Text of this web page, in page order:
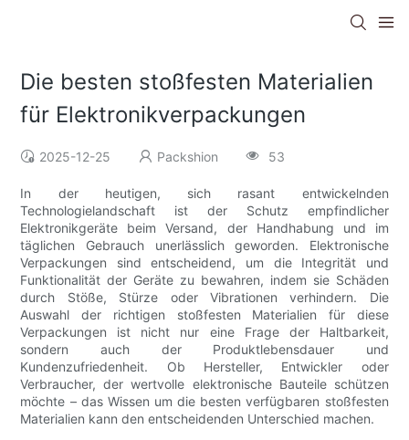
Die besten stoßfesten Materialien
für Elektronikverpackungen
2025-12-25 Packshion 53
In der heutigen, sich rasant entwickelnden
Technologielandschaft ist der Schutz empfindlicher
Elektronikgeräte beim Versand, der Handhabung und im
täglichen Gebrauch unerlässlich geworden. Elektronische
Verpackungen sind entscheidend, um die Integrität und
Funktionalität der Geräte zu bewahren, indem sie Schäden
durch Stöße, Stürze oder Vibrationen verhindern. Die
Auswahl der richtigen stoßfesten Materialien für diese
Verpackungen ist nicht nur eine Frage der Haltbarkeit,
sondern auch der Produktlebensdauer und
Kundenzufriedenheit. Ob Hersteller, Entwickler oder
Verbraucher, der wertvolle elektronische Bauteile schützen
möchte – das Wissen um die besten verfügbaren stoßfesten
Materialien kann den entscheidenden Unterschied machen.